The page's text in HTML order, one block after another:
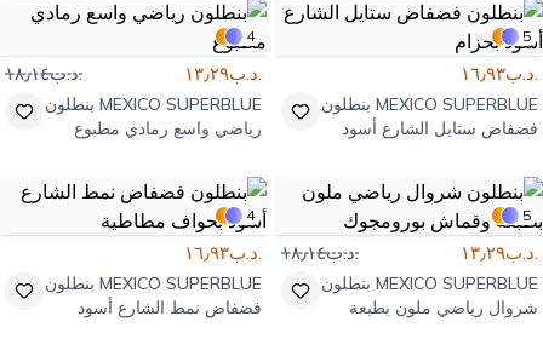
5
.د.ب١٦٫٩٣
MEXICO SUPERBLUE بنطلون
فضفاض ستايل الشارع أسود
4
.د.ب١٣٫٢٩ .د.ب١٨٫١٤
MEXICO SUPERBLUE بنطلون
رياضي واسع رمادي مطبوع
5
.د.ب١٣٫٢٩ .د.ب١٨٫١٤
MEXICO SUPERBLUE بنطلون
شروال رياضي ملون بطبعة
4
.د.ب١٦٫٩٣
MEXICO SUPERBLUE بنطلون
فضفاض نمط الشارع أسود